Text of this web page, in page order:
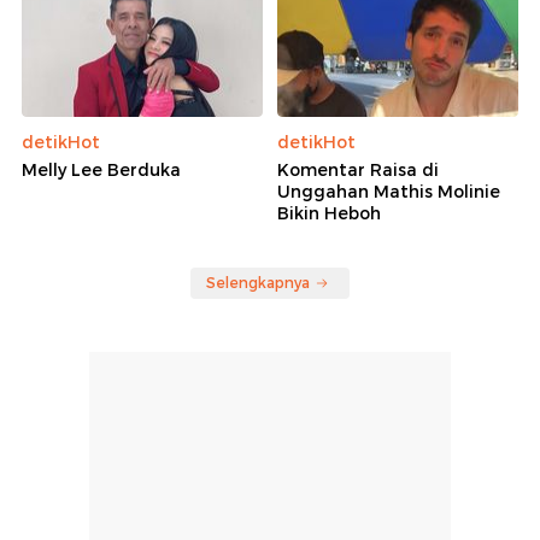
detikHot
Melly Lee Berduka
detikHot
Komentar Raisa di
Unggahan Mathis Molinie
Bikin Heboh
Selengkapnya